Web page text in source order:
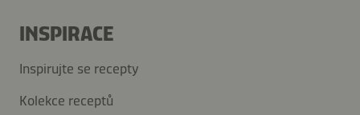
INSPIRACE
Inspirujte se recepty
Kolekce receptů